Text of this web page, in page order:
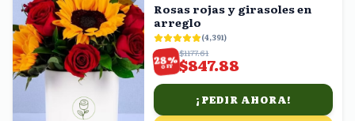
Rosas rojas y girasoles en
arreglo
(4,391)
28%
OFF
$1177.61
$847.88
¡PEDIR AHORA!